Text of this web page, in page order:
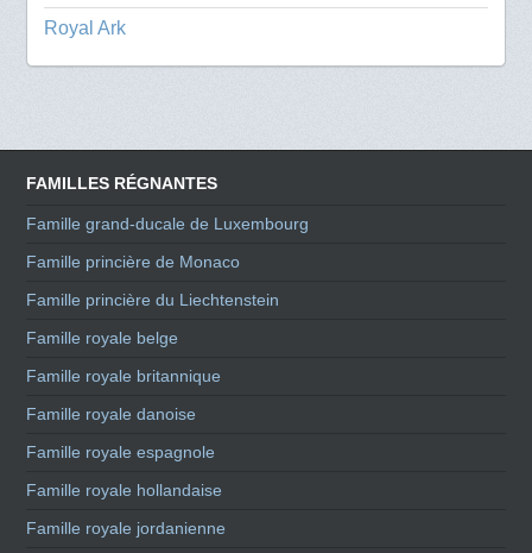
Royal Ark
FAMILLES RÉGNANTES
Famille grand-ducale de Luxembourg
Famille princière de Monaco
Famille princière du Liechtenstein
Famille royale belge
Famille royale britannique
Famille royale danoise
Famille royale espagnole
Famille royale hollandaise
Famille royale jordanienne